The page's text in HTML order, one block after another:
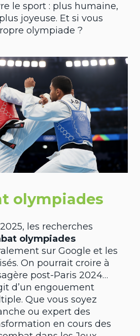
le sport : plus humaine,
joyeuse. Et si vous
olympiade ?
olympiades
les recherches
olympiades
sur Google et les
On pourrait croire à
post-Paris 2024…
d’un engouement
Que vous soyez
ou expert des
en cours des